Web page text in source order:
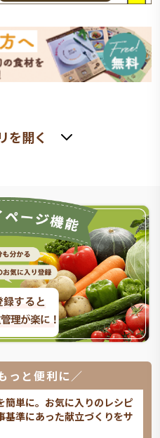
を開く
っと便利に／
簡単に。お気に入りのレシピ
準にあった献立づくりをサ